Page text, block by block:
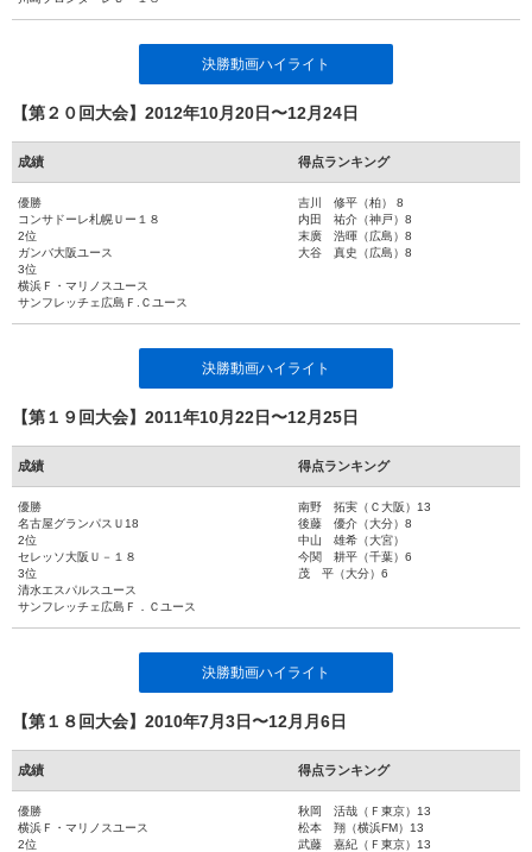
決勝動画ハイライト
【第２０回大会】2012年10月20日〜12月24日
成績 得点ランキング
優勝
コンサドーレ札幌Ｕー１８
2位
ガンバ大阪ユース
3位
横浜Ｆ・マリノスユース
サンフレッチェ広島Ｆ.Ｃユース
吉川 修平（柏） 8
内田 祐介（神戸）8
末廣 浩暉（広島）8
大谷 真史（広島）8
決勝動画ハイライト
【第１９回大会】2011年10月22日〜12月25日
成績 得点ランキング
優勝
名古屋グランパスＵ18
2位
セレッソ大阪Ｕ－１８
3位
清水エスパルスユース
サンフレッチェ広島Ｆ．Ｃユース
南野 拓実（Ｃ大阪）13
後藤 優介（大分）8
中山 雄希（大宮）
今関 耕平（千葉）6
茂 平（大分）6
決勝動画ハイライト
【第１８回大会】2010年7月3日〜12月月6日
成績 得点ランキング
優勝
横浜Ｆ・マリノスユース
2位
秋岡 活哉（Ｆ東京）13
松本 翔（横浜FM）13
武藤 嘉紀（Ｆ東京）13